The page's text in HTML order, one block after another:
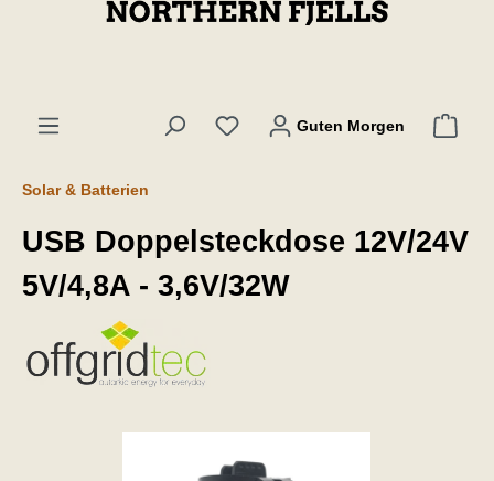
Guten Morgen
Solar & Batterien
USB Doppelsteckdose 12V/24V
5V/4,8A - 3,6V/32W